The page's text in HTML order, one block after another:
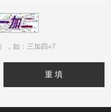
，如：三加四=7